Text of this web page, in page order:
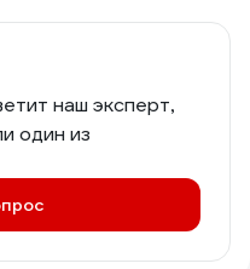
наш эксперт,
один из